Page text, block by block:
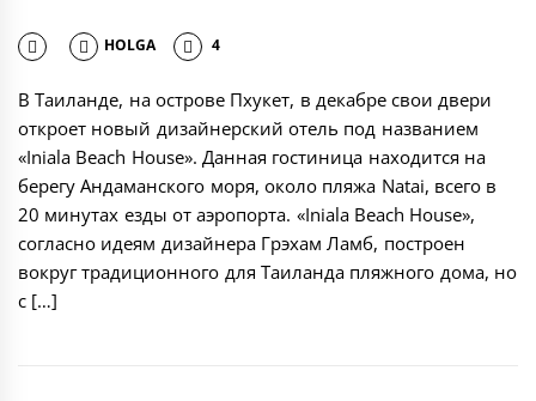
HOLGA 4
В Таиланде, на острове Пхукет, в декабре свои двери
откроет новый дизайнерский отель под названием
«Iniala Beach House». Данная гостиница находится на
берегу Андаманского моря, около пляжа Natai, всего в
20 минутах езды от аэропорта. «Iniala Beach House»,
согласно идеям дизайнера Грэхам Ламб, построен
вокруг традиционного для Таиланда пляжного дома, но
с […]